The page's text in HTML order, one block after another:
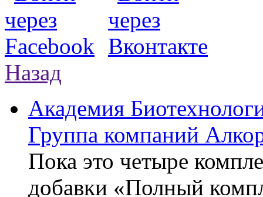
Назад
Академия
Группа компаний
Пока это четыре
добавки «Полный